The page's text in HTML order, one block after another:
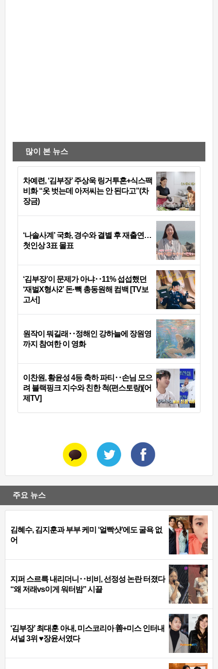
많이 본 뉴스
차예련, ‘김부장’ 주상욱 링거투혼+식스팩
비화 “옷 벗는데 아저씨는 안 된다고”(차
장금)
‘나솔사계’ 국화, 경수와 결별 후 재출연…
첫인상 3표 몰표
‘김부장’이 문제가 아냐‥11% 섭섭했던
‘재벌X형사2’ 돈·빽 총동원해 컴백 [TV보
고서]
원작이 뭐길래‥정해인 강하늘에 장원영
까지 참여한 이 영화
이찬원, 황윤성 4등 축하 파티‥손님 모으
려 블랙핑크 지수와 친한 척(편스토랑)[어
제TV]
주요 뉴스
김혜수, 김지훈과 부부 케미 ‘얼빡샷’에도 굴욕 없
어
지퍼 스르륵 내리더니‥비비, 선정성 논란 터졌다
“왜 저래vs이게 워터밤” 시끌
‘김부장’ 최대훈 아내, 미스코리아 善+미스 인터내
셔널 3위 ♥장윤서였다